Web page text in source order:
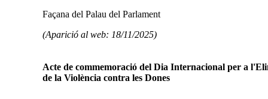
Façana del Palau del Parlament
(Aparició al web: 18/11/2025)
Acte de commemoració del Dia Internacional per a
de la Violència contra les Dones